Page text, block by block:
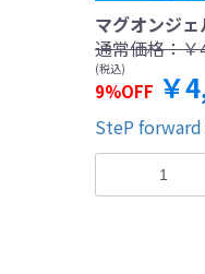
マグオンジ
通常価格：￥
(税込)
9%OFF ￥
SteP